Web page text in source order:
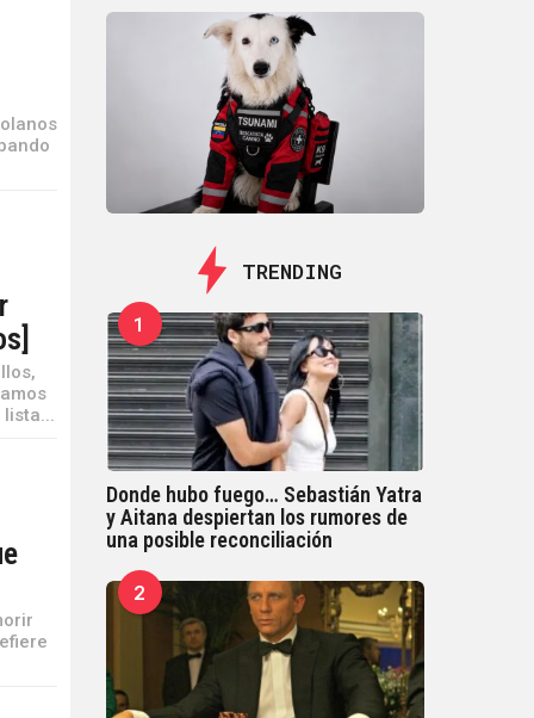
TRENDING
1
Donde hubo fuego… Sebastián Yatra
y Aitana despiertan los rumores de
una posible reconciliación
2